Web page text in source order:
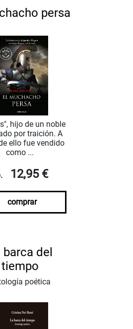
persa
hijo de un noble
por traición. A
ello fue vendido
como ...
12,95 €
comprar
barca del
tiempo
poética